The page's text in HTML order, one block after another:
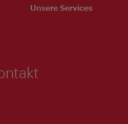
Unsere Services